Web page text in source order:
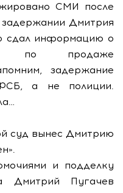
СМИ после
задержании Дмитрия
сдал информацию о
по продаже
задержание
а не полиции.
суд вынес Дмитрию
и подделку
Дмитрий Пугачев